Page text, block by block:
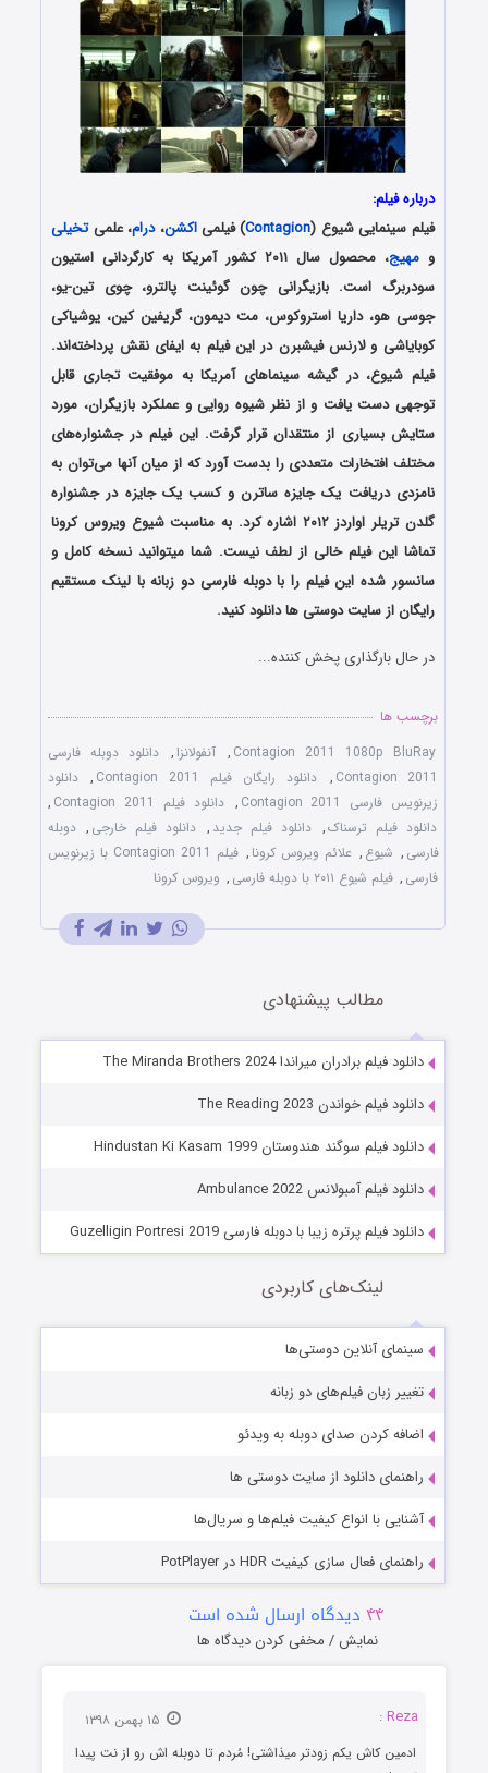
درباره فیلم:
فیلم سینمایی شیوع (Contagion) فیلمیاکشن،درام، علمیتخیلی
ومهیج
، محصول سال ۲۰۱۱ کشور آمریکا به کارگردانی استیون
سودربرگ است. بازیگرانی چون گوئینت پالترو، چوی تین-یو،
جوسی هو، داریا استروکوس، مت دیمون، گریفین کین، یوشیاکی
کوبایاشی و لارنس فیشبرن در این فیلم به ایفای نقش پرداخته‌اند.
فیلم شیوع، در گیشه سینماهای آمریکا به موفقیت تجاری قابل
توجهی دست یافت و از نظر شیوه روایی و عملکرد بازیگران، مورد
ستایش بسیاری از منتقدان قرار گرفت. این فیلم در جشنواره‌های
مختلف افتخارات متعددی را بدست آورد که از میان آنها می‌توان به
نامزدی دریافت یک جایزه ساترن و کسب یک جایزه در جشنواره
گلدن تریلر اواردز ۲۰۱۲ اشاره کرد. به مناسبت شیوع ویروس کرونا
تماشا این فیلم خالی از لطف نیست. شما میتوانید نسخه کامل و
سانسور شده این فیلم را با دوبله فارسی دو زبانه با لینک مستقیم
رایگان از سایت دوستی ها دانلود کنید.
در حال بارگذاری پخش کننده...
برچسب ها
Contagion 2011 1080p BluRay
, آنفولانزا, دانلود دوبله فارسی
Contagion 2011
, دانلود رایگان فیلم Contagion 2011 ,
دانلود
زیرنویس فارسی Contagion 2011
, دانلود فیلم Contagion 2011
,
دانلود فیلم ترسناک, دانلود فیلم جدید , دانلود فیلم خارجی , دوبله
فارسی , شیوع , علائم ویروس کرونا ,
فیلم Contagion 2011 با زیرنویس
فارسی , فیلم شیوع ۲۰۱۱ با دوبله فارسی , ویروس کرونا
مطالب پیشنهادی
دانلود فیلم برادران میراندا The Miranda Brothers 2024
دانلود فیلم خواندن The Reading 2023
دانلود فیلم سوگند هندوستان Hindustan Ki Kasam 1999
دانلود فیلم آمبولانس Ambulance 2022
دانلود فیلم پرتره زیبا با دوبله فارسی Guzelligin Portresi 2019
لینک‌های کاربردی
سینمای آنلاین دوستی‌ها
تغییر زبان فیلم‌های دو زبانه
اضافه کردن صدای دوبله به ویدئو
راهنمای دانلود از سایت دوستی ها
آشنایی با انواع کیفیت فیلم‌ها و سریال‌ها
راهنمای فعال سازی کیفیت HDR در PotPlayer
۴۴ دیدگاه ارسال شده است
نمایش / مخفی کردن دیدگاه ها
Reza :
ادمین کاش یکم زودتر میذاشتی! مُردم تا دوبله اش رو از نت پیدا